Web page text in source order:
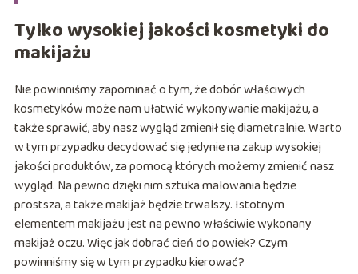
Tylko wysokiej jakości kosmetyki do
makijażu
Nie powinniśmy zapominać o tym, że dobór właściwych
kosmetyków może nam ułatwić wykonywanie makijażu, a
także sprawić, aby nasz wygląd zmienił się diametralnie. Warto
w tym przypadku decydować się jedynie na zakup wysokiej
jakości produktów, za pomocą których możemy zmienić nasz
wygląd. Na pewno dzięki nim sztuka malowania będzie
prostsza, a także makijaż będzie trwalszy. Istotnym
elementem makijażu jest na pewno właściwie wykonany
makijaż oczu. Więc jak dobrać cień do powiek? Czym
powinniśmy się w tym przypadku kierować?